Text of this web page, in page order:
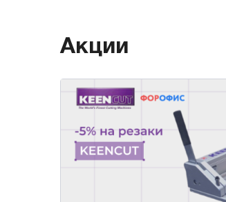
Акции